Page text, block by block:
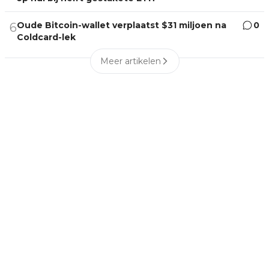
6Oude Bitcoin-wallet verplaatst $31 miljoen na
Coldcard-lek
0
Meer artikelen